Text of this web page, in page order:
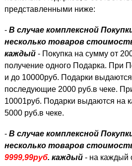
представленными ниже:
- В случае комплексной
несколько товаров
каждый - Покупка на сумму от
получение одного Подарка. При
и до 10000руб. Подарки
последующие 2000 руб.в чеке.
10001руб. Подарки выдаются на
5000 руб.в чеке.
- В случае комплексной
несколько товаров
9999,99руб. каждый - на каждый